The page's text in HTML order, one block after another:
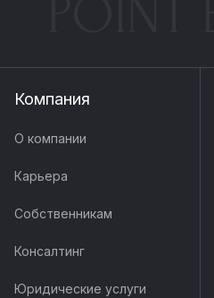
Компания
О компании
Карьера
Собственникам
Консалтинг
Юридические услуги